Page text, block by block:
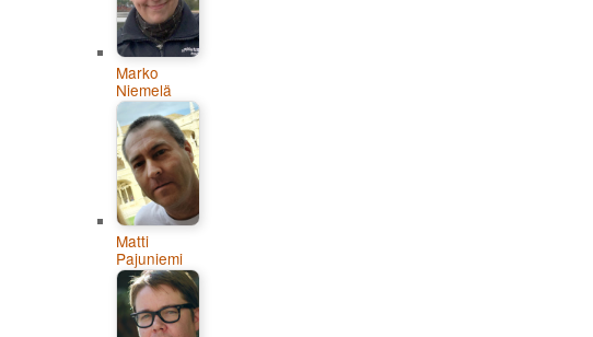
Marko
Niemelä
Matti
Pajuniemi